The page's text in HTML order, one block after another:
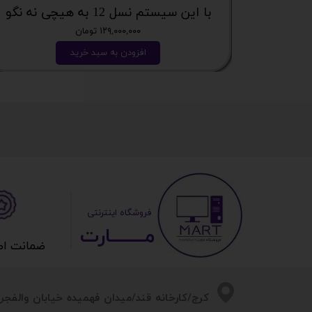
با این سیستم نسل 12 به هیچی نه نگو
۱۲۹,۰۰۰,۰۰۰ تومان
افزودن به سبد خرید
​​کرج/کارخانه قند/میدان فهمیده خیابان
مــــــــارت​​​​​​
​ ​فروشگاه اینترنتی
ضمانت